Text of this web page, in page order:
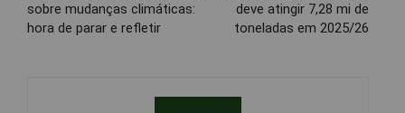
sobre mudanças climáticas:
hora de parar e refletir
deve atingir 7,28 mi de
toneladas em 2025/26